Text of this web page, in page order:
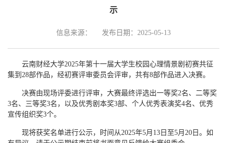
示
信息来源： 发布日期：2025-05-13
云南财经大学2025年第十一届大学生校园心理情景剧初赛共征
集到28部作品，经初赛评审委员会评审，共有8部作品进入决赛。
决赛由现场评委进行评审，大赛最终评选出一等奖2名、二等奖
3名、三等奖3名，以及优秀剧本奖3部、个人优秀表演奖4名、优秀
宣传组织奖3个。
现将获奖名单进行公示，时间从2025年5月13日至5月20日。如